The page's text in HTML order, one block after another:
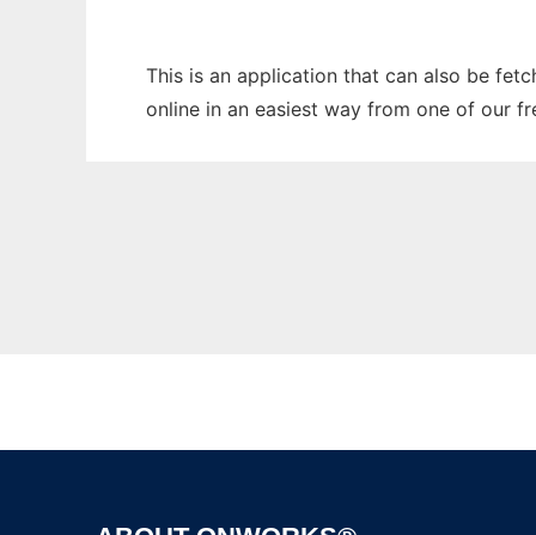
This is an application that can also be
online in an easiest way from one of our